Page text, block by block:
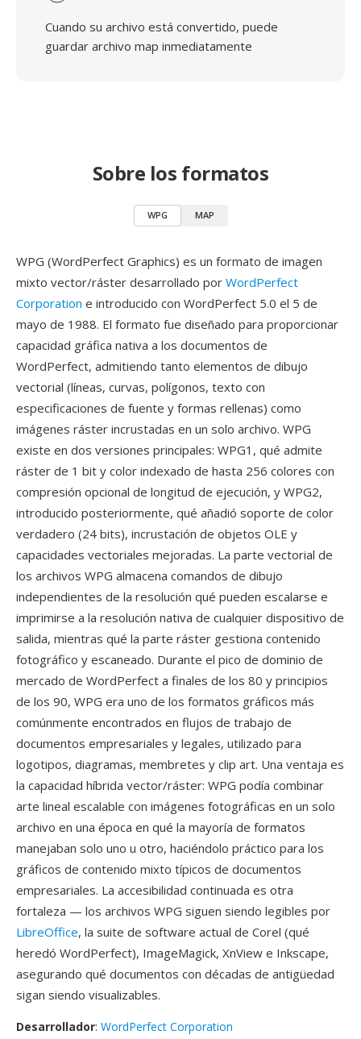
Cuando su archivo está convertido, puede
guardar archivo map inmediatamente
Sobre los formatos
WPG MAP
WPG (WordPerfect Graphics) es un formato de imagen
mixto vector/ráster desarrollado por WordPerfect
Corporation e introducido con WordPerfect 5.0 el 5 de
mayo de 1988. El formato fue diseñado para proporcionar
capacidad gráfica nativa a los documentos de
WordPerfect, admitiendo tanto elementos de dibujo
vectorial (líneas, curvas, polígonos, texto con
especificaciones de fuente y formas rellenas) como
imágenes ráster incrustadas en un solo archivo. WPG
existe en dos versiones principales: WPG1, qué admite
ráster de 1 bit y color indexado de hasta 256 colores con
compresión opcional de longitud de ejecución, y WPG2,
introducido posteriormente, qué añadió soporte de color
verdadero (24 bits), incrustación de objetos OLE y
capacidades vectoriales mejoradas. La parte vectorial de
los archivos WPG almacena comandos de dibujo
independientes de la resolución qué pueden escalarse e
imprimirse a la resolución nativa de cualquier dispositivo de
salida, mientras qué la parte ráster gestiona contenido
fotográfico y escaneado. Durante el pico de dominio de
mercado de WordPerfect a finales de los 80 y principios
de los 90, WPG era uno de los formatos gráficos más
comúnmente encontrados en flujos de trabajo de
documentos empresariales y legales, utilizado para
logotipos, diagramas, membretes y clip art. Una ventaja es
la capacidad híbrida vector/ráster: WPG podía combinar
arte lineal escalable con imágenes fotográficas en un solo
archivo en una época en qué la mayoría de formatos
manejaban solo uno u otro, haciéndolo práctico para los
gráficos de contenido mixto típicos de documentos
empresariales. La accesibilidad continuada es otra
fortaleza — los archivos WPG siguen siendo legibles por
LibreOffice, la suite de software actual de Corel (qué
heredó WordPerfect), ImageMagick, XnView e Inkscape,
asegurando qué documentos con décadas de antigüedad
sigan siendo visualizables.
Desarrollador: WordPerfect Corporation